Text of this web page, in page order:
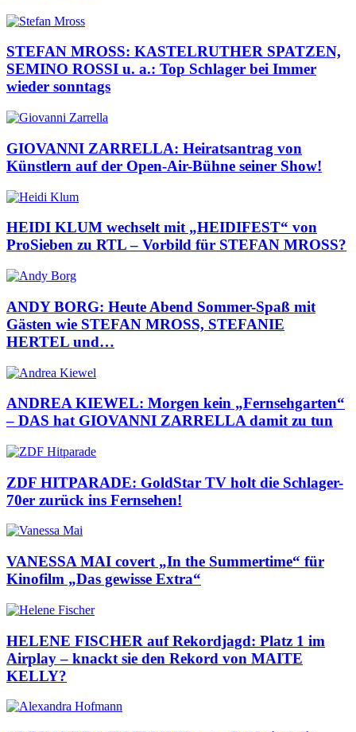
STEFAN MROSS: KASTELRUTHER SPATZEN,
SEMINO ROSSI u. a.: Top Schlager bei Immer
wieder sonntags
GIOVANNI ZARRELLA: Heiratsantrag von
Künstlern auf der Open-Air-Bühne seiner Show!
HEIDI KLUM wechselt mit „HEIDIFEST“ von
ProSieben zu RTL – Vorbild für STEFAN MROSS?
ANDY BORG: Heute Abend Sommer-Spaß mit
Gästen wie STEFAN MROSS, STEFANIE
HERTEL und…
ANDREA KIEWEL: Morgen kein „Fernsehgarten“
– DAS hat GIOVANNI ZARRELLA damit zu tun
ZDF HITPARADE: GoldStar TV holt die Schlager-
70er zurück ins Fernsehen!
VANESSA MAI covert „In the Summertime“ für
Kinofilm „Das gewisse Extra“
HELENE FISCHER auf Rekordjagd: Platz 1 im
Airplay – knackt sie den Rekord von MAITE
KELLY?